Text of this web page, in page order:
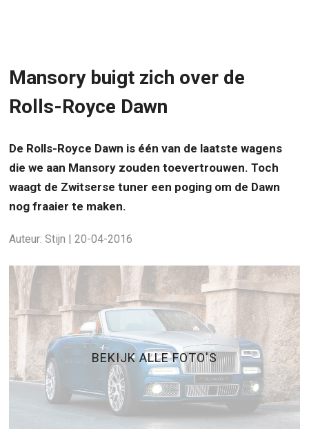
Mansory buigt zich over de
Rolls-Royce Dawn
De Rolls-Royce Dawn is één van de laatste wagens
die we aan Mansory zouden toevertrouwen. Toch
waagt de Zwitserse tuner een poging om de Dawn
nog fraaier te maken.
Auteur: Stijn | 20-04-2016
BEKIJK ALLE FOTO'S